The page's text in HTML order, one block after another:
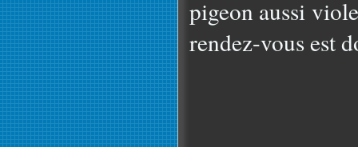
pigeon aussi
rendez-vous est